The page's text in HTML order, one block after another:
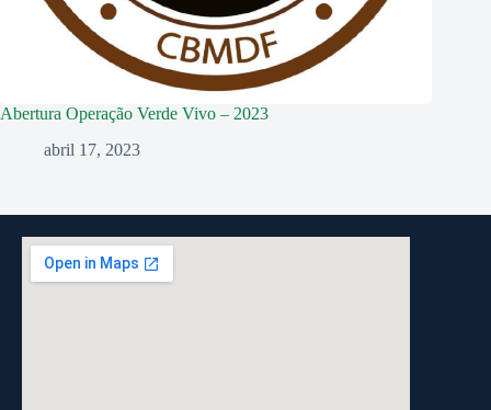
Abertura Operação Verde Vivo – 2023
abril 17, 2023